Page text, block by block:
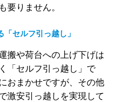
要りません。
セルフ引っ越し」
搬や荷台への上げ下げは
「セルフ引っ越し」で
おまかせですが、その他
激安引っ越しを実現して